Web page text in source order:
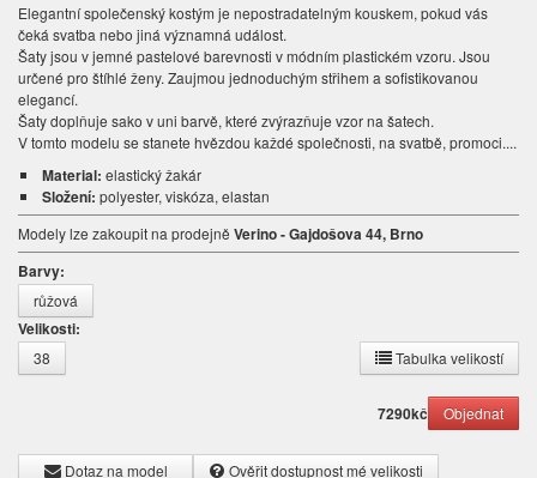
Elegantní společenský kostým je nepostradatelným kouskem, pokud vás
čeká svatba nebo jiná významná událost.
Šaty jsou v jemné pastelové barevnosti v módním plastickém vzoru. Jsou
určené pro štíhlé ženy. Zaujmou jednoduchým střihem a sofistikovanou
elegancí.
Šaty doplňuje sako v uni barvě, které zvýrazňuje vzor na šatech.
V tomto modelu se stanete hvězdou každé společnosti, na svatbě, promoci....
Material: elastický žakár
Složení: polyester, viskóza, elastan
Modely lze zakoupit na prodejně Verino - Gajdošova 44, Brno
Barvy:
růžová
Velikosti:
38 Tabulka velikostí
7290kč
Dotaz na model Ověřit dostupnost mé velikosti